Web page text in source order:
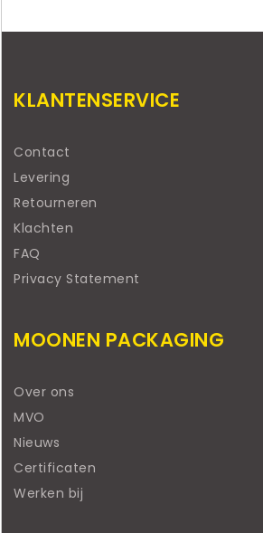
KLANTENSERVICE
Contact
Levering
Retourneren
Klachten
FAQ
Privacy Statement
MOONEN PACKAGING
Over ons
MVO
Nieuws
Certificaten
Werken bij